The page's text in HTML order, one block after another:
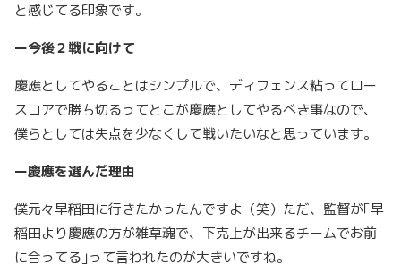
と感じてる印象です。
ー今後２戦に向けて
慶應としてやることはシンプルで、ディフェンス粘ってロー
スコアで勝ち切るってとこが慶應としてやるべき事なので、
僕らとしては失点を少なくして戦いたいなと思っています。
ー慶應を選んだ理由
僕元々早稲田に行きたかったんですよ（笑）ただ、監督が｢早
稲田より慶應の方が雑草魂で、下克上が出来るチームでお前
に合ってる｣って言われたのが大きいですね。